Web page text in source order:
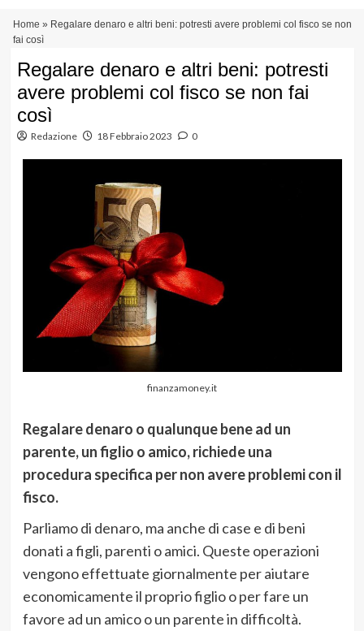
principale
Home » Regalare denaro e altri beni: potresti avere problemi col fisco se non
fai così
Regalare denaro e altri beni: potresti
avere problemi col fisco se non fai
così
Redazione 18 Febbraio 2023 0
finanzamoney.it
Regalare denaro o qualunque bene ad un
parente, un figlio o amico, richiede una
procedura specifica per non avere problemi con il
fisco.
Parliamo di denaro, ma anche di case e di beni
donati a figli, parenti o amici. Queste operazioni
vengono effettuate giornalmente per aiutare
economicamente il proprio figlio o per fare un
favore ad un amico o un parente in difficoltà.